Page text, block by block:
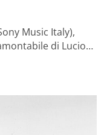
Music Italy),
di Lucio…